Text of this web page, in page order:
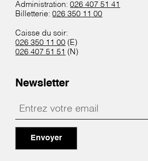
Administration:026 407 51 41
Billetterie:026 350 11 00
Caisse du soir:
026 350 11 00 (E)
026 407 51 51 (N)
Newsletter
Envoyer